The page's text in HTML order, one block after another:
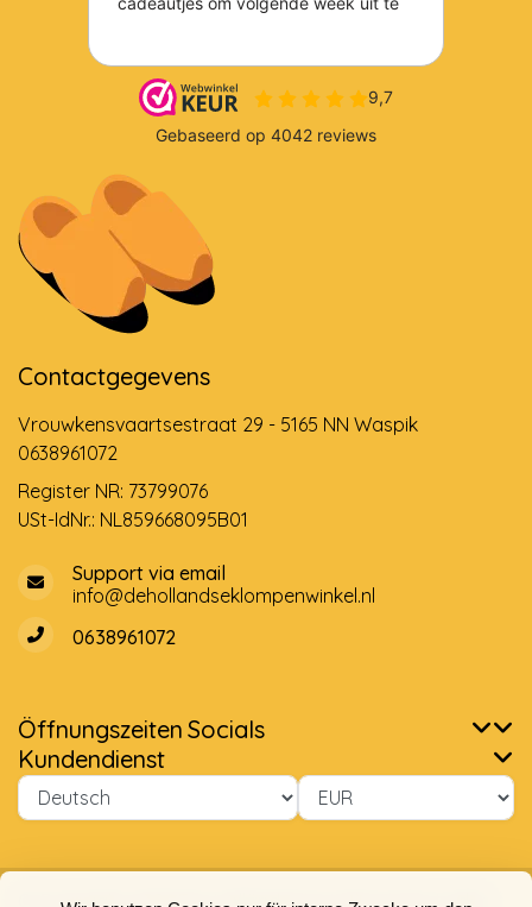
Contactgegevens
Vrouwkensvaartsestraat 29 - 5165 NN Waspik
0638961072
Register NR: 73799076
USt-IdNr.: NL859668095B01
Support via email
info@dehollandseklompenwinkel.nl
0638961072
Öffnungszeiten Socials
Kundendienst
© Copyright 2026 Der Holländische Holzschuhe Laden